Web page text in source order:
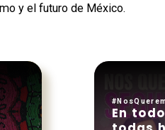
y el futuro de México.
En